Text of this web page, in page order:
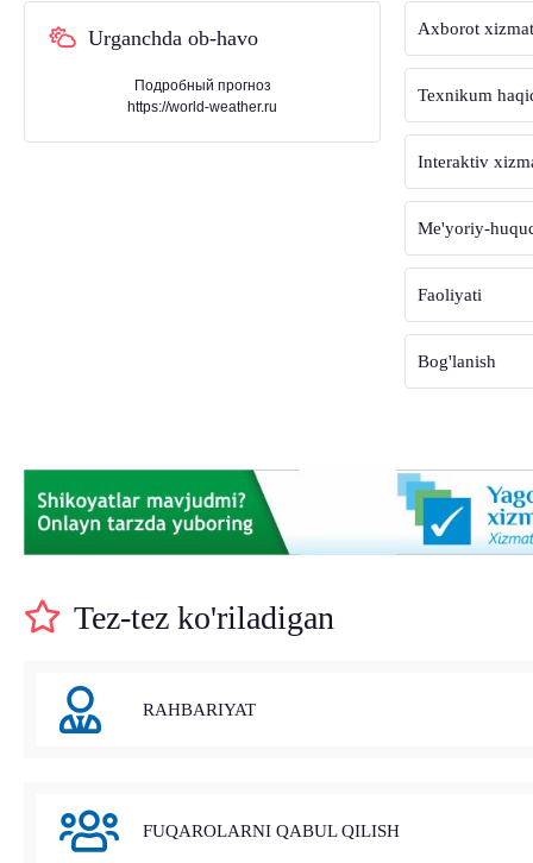
Urganchda ob-havo
Подробный прогноз
https://world-weather.ru
Axborot
Texnikum
Interaktiv
Me'yoriy-
Faoliyati
Bog'lanish
Tez-tez ko'riladigan
RAHBARIYAT
FUQAROLARNI QABUL QILISH